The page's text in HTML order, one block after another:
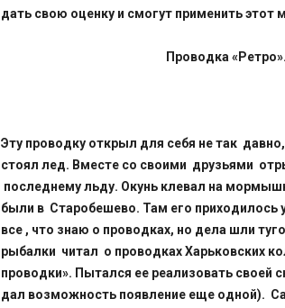
дать свою оценку и смогут применить
Проводка
Эту проводку открыл для себя не так
стоял лед. Вместе со своими друзьями
последнему льду. Окунь клевал на
были в Старобешево. Там его приходилось
все , что знаю о проводках, но дела шли
рыбалки читал о проводках Харьковских
проводки». Пытался ее реализовать
дал возможность появление еще одной).